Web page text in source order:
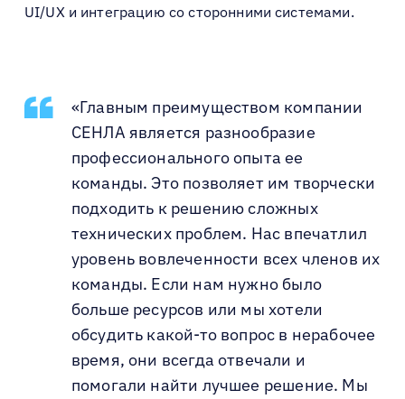
UI/UX и интеграцию со сторонними системами.
«Главным преимуществом компании
СЕНЛА является разнообразие
профессионального опыта ее
команды. Это позволяет им творчески
подходить к решению сложных
технических проблем. Нас впечатлил
уровень вовлеченности всех членов их
команды. Если нам нужно было
больше ресурсов или мы хотели
обсудить какой-то вопрос в нерабочее
время, они всегда отвечали и
помогали найти лучшее решение. Мы